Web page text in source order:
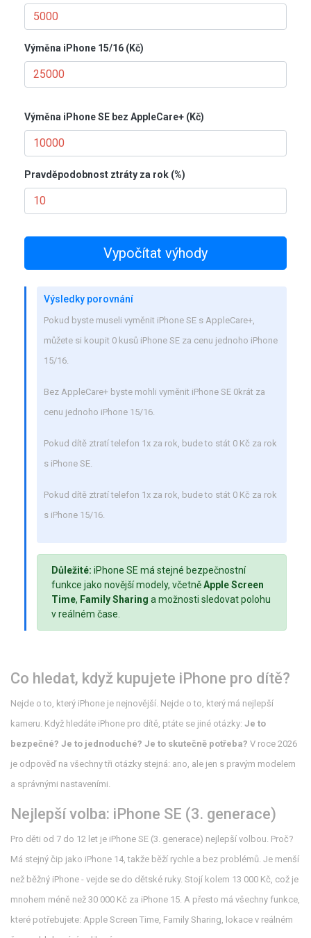
Výměna iPhone 15/16 (Kč)
Výměna iPhone SE bez AppleCare+ (Kč)
Pravděpodobnost ztráty za rok (%)
Vypočítat výhody
Výsledky porovnání
Pokud byste museli vyměnit iPhone SE s AppleCare+,
můžete si koupit 0 kusů iPhone SE za cenu jednoho iPhone
15/16.
Bez AppleCare+ byste mohli vyměnit iPhone SE 0krát za
cenu jednoho iPhone 15/16.
Pokud dítě ztratí telefon 1x za rok, bude to stát 0 Kč za rok
s iPhone SE.
Pokud dítě ztratí telefon 1x za rok, bude to stát 0 Kč za rok
s iPhone 15/16.
Důležité: iPhone SE má stejné bezpečnostní
funkce jako novější modely, včetněApple Screen
Time, Family Sharing a možnosti sledovat polohu
v reálném čase.
Co hledat, když kupujete iPhone pro dítě?
Nejde o to, který iPhone je nejnovější. Nejde o to, který má nejlepší
kameru. Když hledáte iPhone pro dítě, ptáte se jiné otázky: Je to
bezpečné? Je to jednoduché? Je to skutečně potřeba? V roce 2026
je odpověď na všechny tři otázky stejná: ano, ale jen s pravým modelem
a správnými nastaveními.
Nejlepší volba: iPhone SE (3. generace)
Pro děti od 7 do 12 let je iPhone SE (3. generace) nejlepší volbou. Proč?
Má stejný čip jako iPhone 14, takže běží rychle a bez problémů. Je menší
než běžný iPhone - vejde se do dětské ruky. Stojí kolem 13 000 Kč, což je
mnohem méně než 30 000 Kč za iPhone 15. A přesto má všechny funkce,
které potřebujete: Apple Screen Time, Family Sharing, lokace v reálném